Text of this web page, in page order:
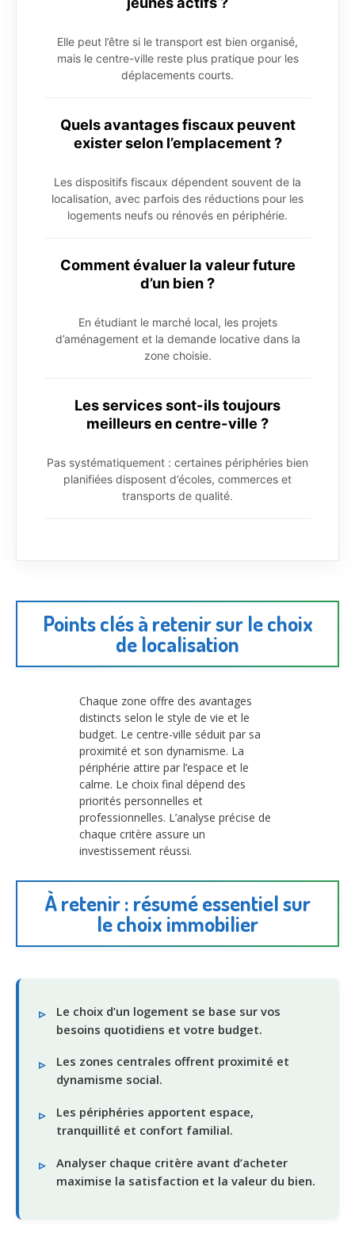
Elle peut l’être si le transport est bien organisé,
mais le centre-ville reste plus pratique pour les
déplacements courts.
Quels avantages fiscaux peuvent
exister selon l’emplacement ?
Les dispositifs fiscaux dépendent souvent de la
localisation, avec parfois des réductions pour les
logements neufs ou rénovés en périphérie.
Comment évaluer la valeur future
d’un bien ?
En étudiant le marché local, les projets
d’aménagement et la demande locative dans la
zone choisie.
Les services sont-ils toujours
meilleurs en centre-ville ?
Pas systématiquement : certaines périphéries bien
planifiées disposent d’écoles, commerces et
transports de qualité.
Points clés à retenir sur le choix
de localisation
Chaque zone offre des avantages
distincts selon le style de vie et le
budget. Le centre-ville séduit par sa
proximité et son dynamisme. La
périphérie attire par l’espace et le
calme. Le choix final dépend des
priorités personnelles et
professionnelles. L’analyse précise de
chaque critère assure un
investissement réussi.
À retenir : résumé essentiel sur
le choix immobilier
Le choix d’un logement se base sur vos
besoins quotidiens et votre budget.
Les zones centrales offrent proximité et
dynamisme social.
Les périphéries apportent espace,
tranquillité et confort familial.
Analyser chaque critère avant d’acheter
maximise la satisfaction et la valeur du bien.